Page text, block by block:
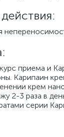
приема и
Карипаин
крем
2-3 раза в
серии